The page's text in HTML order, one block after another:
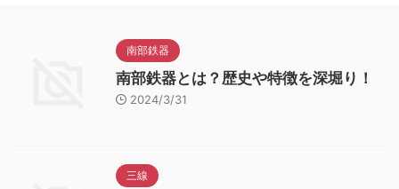
南部鉄器
南部鉄器とは？歴史や特徴を深堀り！
2024/3/31
三線